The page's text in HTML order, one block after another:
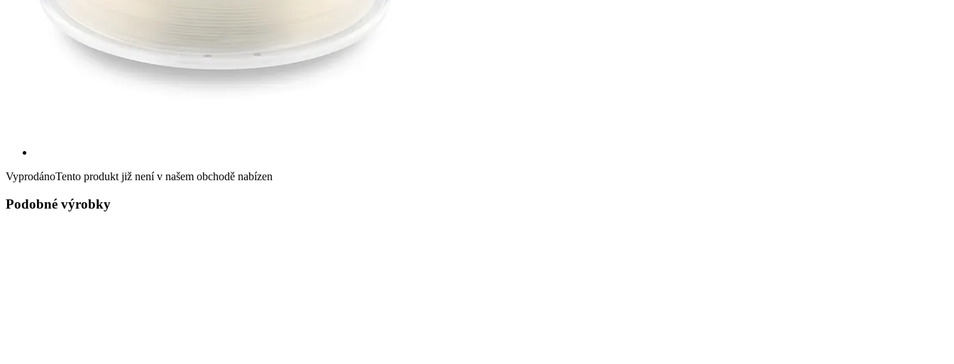
VyprodánoTento produkt již není v našem obchodě nabízen
Podobné výrobky